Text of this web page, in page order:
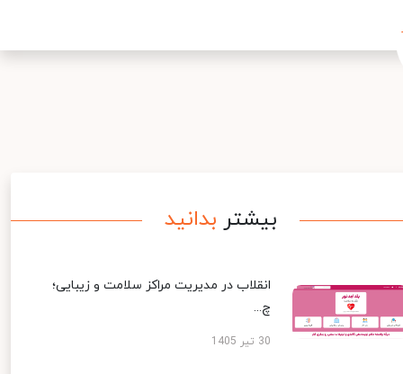
بیشتر بدانید
انقلاب در مدیریت مراکز سلامت و زیبایی؛
چ...
30 تیر 1405